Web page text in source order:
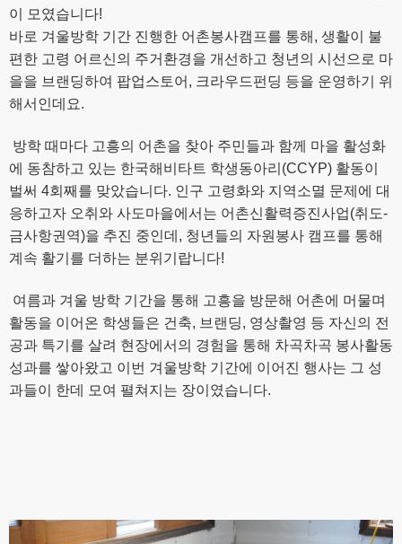
이 모였습니다!
바로 겨울방학 기간 진행한 어촌봉사캠프를 통해, 생활이 불
편한 고령 어르신의 주거환경을 개선하고 청년의 시선으로 마
을을 브랜딩하여 팝업스토어, 크라우드펀딩 등을 운영하기 위
해서인데요.
방학 때마다 고흥의 어촌을 찾아 주민들과 함께 마을 활성화
에 동참하고 있는 한국해비타트 학생동아리(CCYP) 활동이
벌써 4회째를 맞았습니다. 인구 고령화와 지역소멸 문제에 대
응하고자 오취와 사도마을에서는 어촌신활력증진사업(취도-
금사항권역)을 추진 중인데, 청년들의 자원봉사 캠프를 통해
계속 활기를 더하는 분위기랍니다!
여름과 겨울 방학 기간을 통해 고흥을 방문해 어촌에 머물며
활동을 이어온 학생들은 건축, 브랜딩, 영상촬영 등 자신의 전
공과 특기를 살려 현장에서의 경험을 통해 차곡차곡 봉사활동
성과를 쌓아왔고 이번 겨울방학 기간에 이어진 행사는 그 성
과들이 한데 모여 펼쳐지는 장이였습니다.